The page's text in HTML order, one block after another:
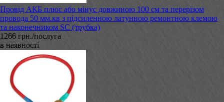
Провід АКБ плюс або мінус довжиною 100 см та перерізом
провода 50 мм.кв з підсиленною латунною ремонтною клемою
та наконечником SC (трубка)
1266 грн./послуга
в наявності